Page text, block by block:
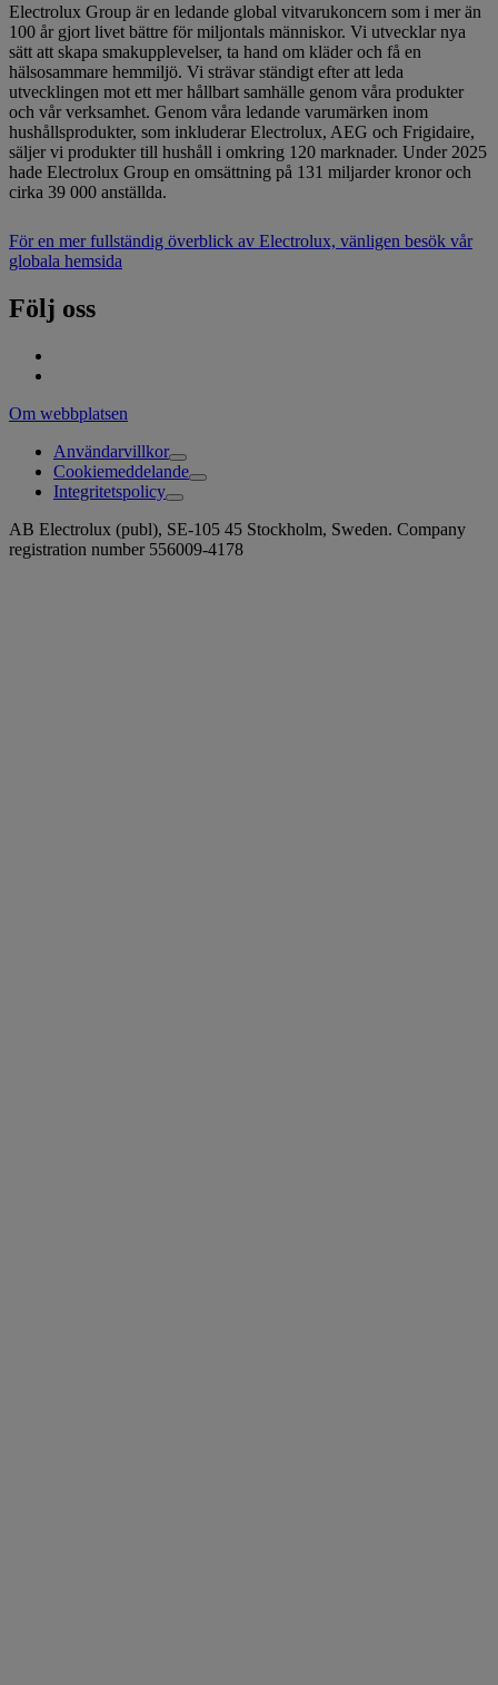
Electrolux Group är en ledande global vitvarukoncern som i mer än
100 år gjort livet bättre för miljontals människor. Vi utvecklar nya
sätt att skapa smakupplevelser, ta hand om kläder och få en
hälsosammare hemmiljö. Vi strävar ständigt efter att leda
utvecklingen mot ett mer hållbart samhälle genom våra produkter
och vår verksamhet. Genom våra ledande varumärken inom
hushållsprodukter, som inkluderar Electrolux, AEG och Frigidaire,
säljer vi produkter till hushåll i omkring 120 marknader. Under 2025
hade Electrolux Group en omsättning på 131 miljarder kronor och
cirka 39 000 anställda.
För en mer fullständig överblick av Electrolux, vänligen besök vår
globala hemsida
Följ oss
Om webbplatsen
Användarvillkor
Cookiemeddelande
Integritetspolicy
AB Electrolux (publ), SE-105 45 Stockholm, Sweden. Company
registration number 556009-4178